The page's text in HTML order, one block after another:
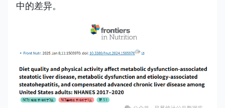
中的差异。